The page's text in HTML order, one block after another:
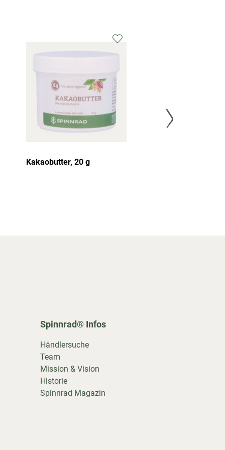
Kakaobutter, 20 g
Spinnrad® Infos
Händlersuche
Team
Mission & Vision
Historie
Spinnrad Magazin